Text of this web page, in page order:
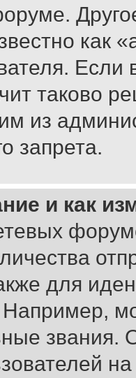
как
таково
из
запрета.
и как
для
Например,
звания.